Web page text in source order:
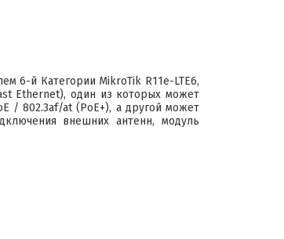
6-й Категории MikroTik R11e-LTE6,
Ethernet), один из которых может
/ 802.3af/at (PoE+), а другой может
внешних антенн, модуль